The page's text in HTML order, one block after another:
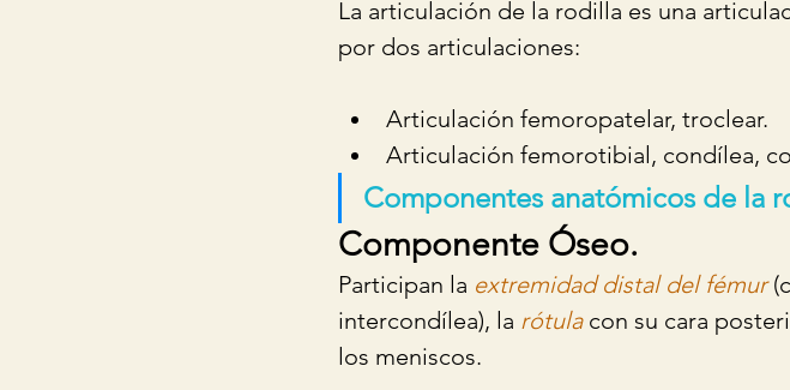
La articulación de la rodilla es una
por dos articulaciones:
Articulación femoropatelar, troclear.
Articulación femorotibial, condílea,
Componentes anatómicos de la
Componente Óseo.
Participan la extremidad distal del fémur
intercondílea), la rótula con su cara
los meniscos.